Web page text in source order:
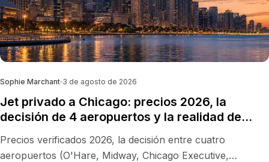
Sophie Marchant 3 de agosto de 2026
Jet privado a Chicago: precios 2026, la
decisión de 4 aeropuertos y la realidad de
pista de Chicago Executive que nadie explica
Precios verificados 2026, la decisión entre cuatro
aeropuertos (O'Hare, Midway, Chicago Executive,